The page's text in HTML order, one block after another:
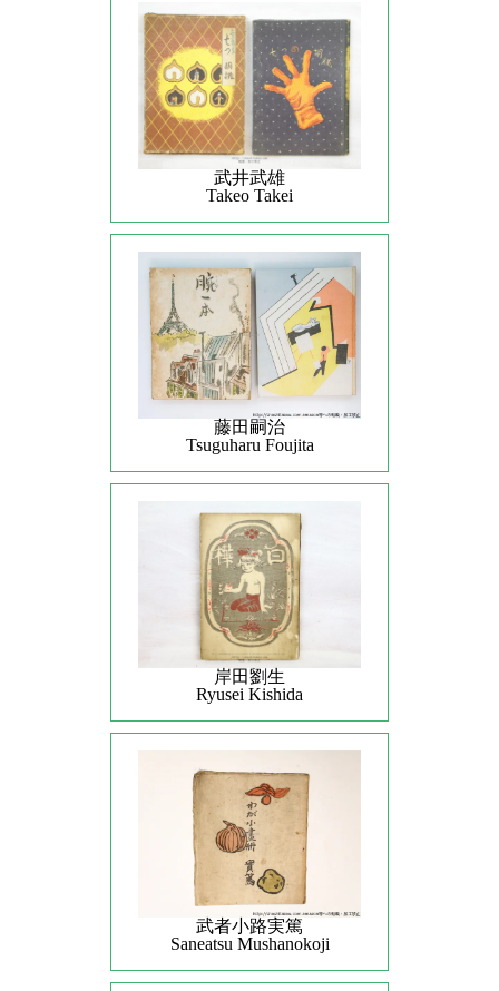
武井武雄
Takeo Takei
藤田嗣治
Tsuguharu Foujita
岸田劉生
Ryusei Kishida
武者小路実篤
Saneatsu Mushanokoji